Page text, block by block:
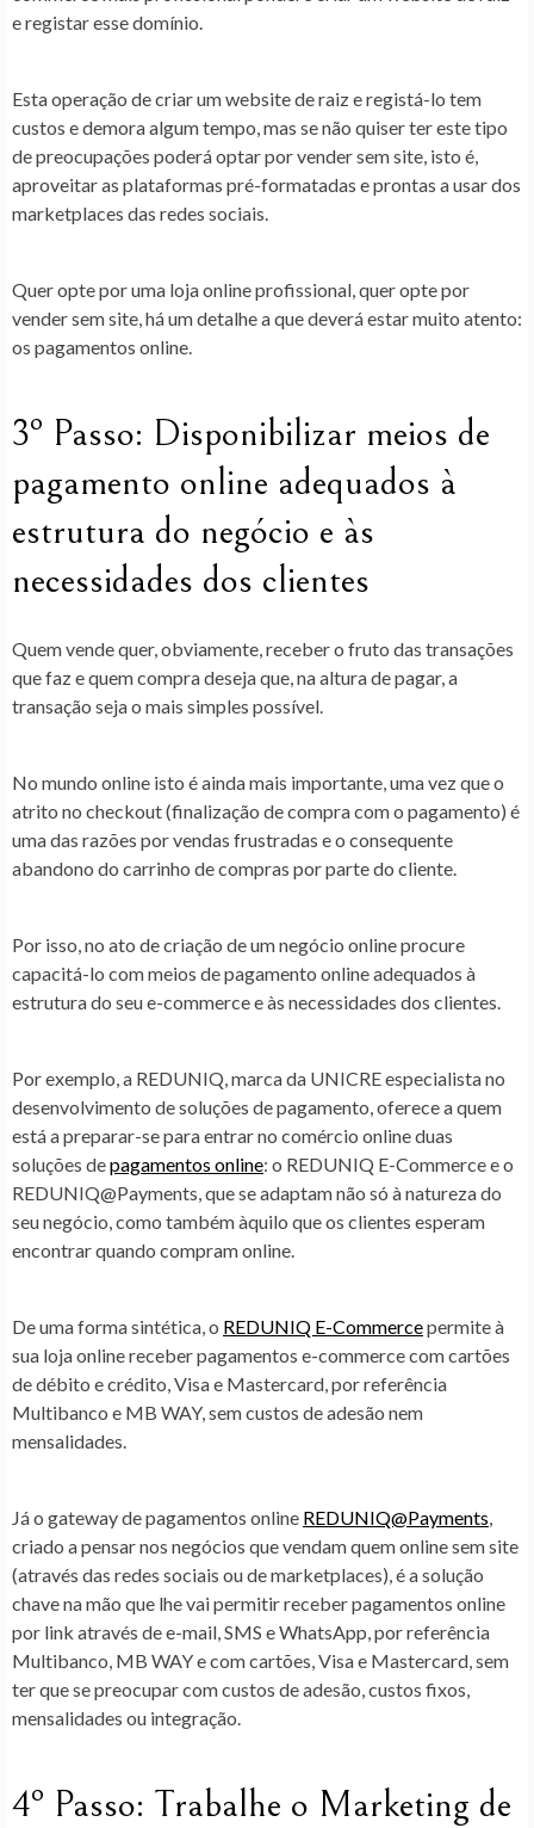
e registar esse domínio.
Esta operação de criar um website de raiz e registá-lo tem
custos e demora algum tempo, mas se não quiser ter este tipo
de preocupações poderá optar por vender sem site, isto é,
aproveitar as plataformas pré-formatadas e prontas a usar dos
marketplaces das redes sociais.
Quer opte por uma loja online profissional, quer opte por
vender sem site, há um detalhe a que deverá estar muito atento:
os pagamentos online.
3º Passo: Disponibilizar meios de
pagamento online adequados à
estrutura do negócio e às
necessidades dos clientes
Quem vende quer, obviamente, receber o fruto das transações
que faz e quem compra deseja que, na altura de pagar, a
transação seja o mais simples possível.
No mundo online isto é ainda mais importante, uma vez que o
atrito no checkout (finalização de compra com o pagamento) é
uma das razões por vendas frustradas e o consequente
abandono do carrinho de compras por parte do cliente.
Por isso, no ato de criação de um negócio online procure
capacitá-lo com meios de pagamento online adequados à
estrutura do seu e-commerce e às necessidades dos clientes.
Por exemplo, a REDUNIQ, marca da UNICRE especialista no
desenvolvimento de soluções de pagamento, oferece a quem
está a preparar-se para entrar no comércio online duas
soluções depagamentos online: o REDUNIQ E-Commerce e o
REDUNIQ@Payments, que se adaptam não só à natureza do
seu negócio, como também àquilo que os clientes esperam
encontrar quando compram online.
De uma forma sintética, o REDUNIQ E-Commercepermite à
sua loja online receber pagamentos e-commerce com cartões
de débito e crédito, Visa e Mastercard, por referência
Multibanco e MB WAY, sem custos de adesão nem
mensalidades.
Já o gateway de pagamentos online REDUNIQ@Payments,
criado a pensar nos negócios que vendam quem online sem site
(através das redes sociais ou de marketplaces), é a solução
chave na mão que lhe vai permitir receber pagamentos online
por link através de e-mail, SMS e WhatsApp, por referência
Multibanco, MB WAY e com cartões, Visa e Mastercard, sem
ter que se preocupar com custos de adesão, custos fixos,
mensalidades ou integração.
4º Passo: Trabalhe o Marketing de